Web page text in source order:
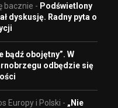
bacznie - Podświetlony
dyskusję. Radny pyta o
bądź obojętny”. W
odbędzie się
Europy i Polski - „Nie